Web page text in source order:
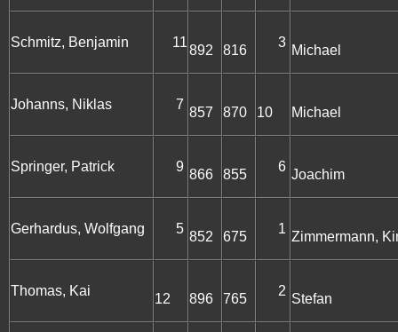
Schmitz, Benjamin 11
892 816
3
Michael
Johanns, Niklas 7
857 870 10
Michael
Springer, Patrick 9
866 855
6
Joachim
Gerhardus, Wolfgang 5
852 675
1
Zimmermann,
Thomas, Kai
12 896 765
2
Stefan